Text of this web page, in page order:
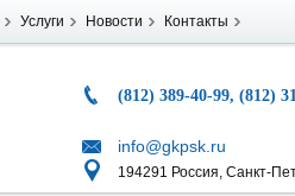
Услуги Новости Контакты
(812) 389-40-99, (812)
info@gkpsk.ru
194291 Россия, Санкт-